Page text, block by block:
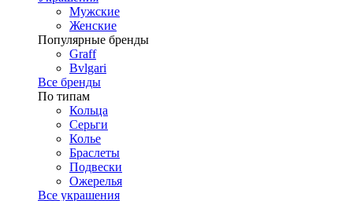
Мужские
Женские
Популярные бренды
Graff
Bvlgari
Все бренды
По типам
Кольца
Серьги
Колье
Браслеты
Подвески
Ожерелья
Все украшения